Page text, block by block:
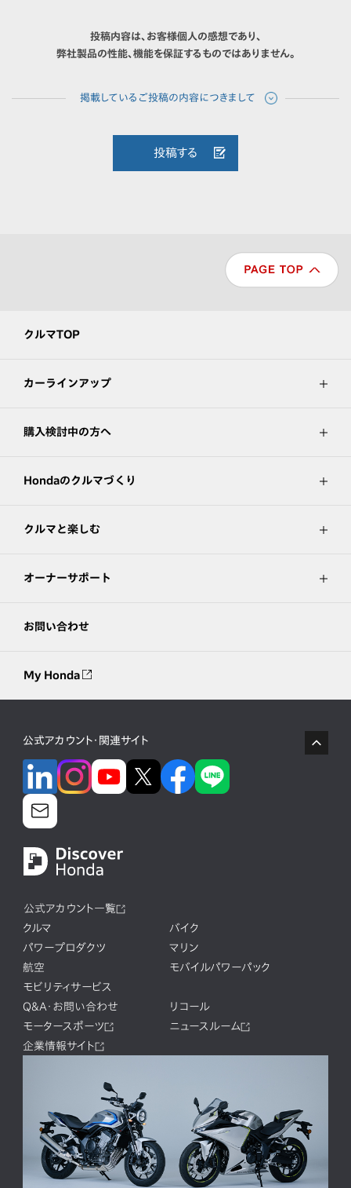
投稿内容は、お客様個人の感想であり、
弊社製品の性能、機能を保証するものではありません。
投稿する
クルマTOP
カーラインアップ
購入検討中の方へ
Hondaのクルマづくり
クルマと楽しむ
オーナーサポート
お問い合わせ
My Honda
公式アカウント・関連サイト
公式アカウント一覧
クルマ
バイク
パワープロダクツ
マリン
航空
モバイルパワーパック
モビリティサービス
Q&A・お問い合わせ
リコール
モータースポーツ
ニュースルーム
企業情報サイト